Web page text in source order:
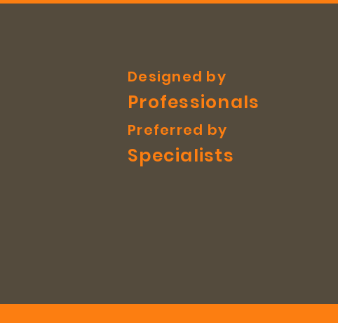
Designed by
Professionals
Preferred by
Specialists